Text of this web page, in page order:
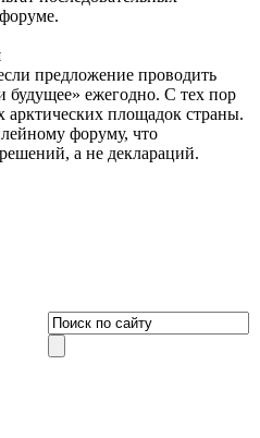
предложение проводить
будущее» ежегодно. С тех пор
площадок страны.
форуму, что
а не деклараций.